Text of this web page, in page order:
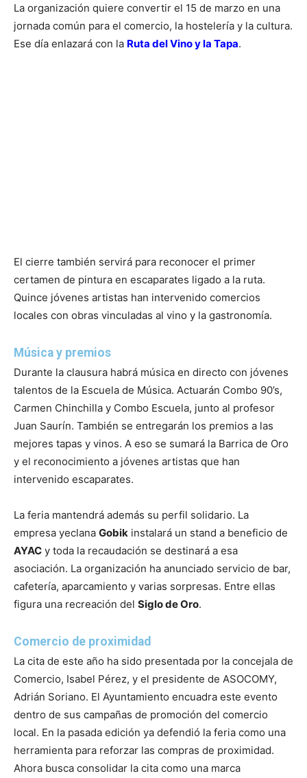
La organización quiere convertir el 15 de marzo en una
jornada común para el comercio, la hostelería y la cultura.
Ese día enlazará con la Ruta del Vino y la Tapa.
El cierre también servirá para reconocer el primer
certamen de pintura en escaparates ligado a la ruta.
Quince jóvenes artistas han intervenido comercios
locales con obras vinculadas al vino y la gastronomía.
Música y premios
Durante la clausura habrá música en directo con jóvenes
talentos de la Escuela de Música. Actuarán Combo 90’s,
Carmen Chinchilla y Combo Escuela, junto al profesor
Juan Saurín. También se entregarán los premios a las
mejores tapas y vinos. A eso se sumará la Barrica de Oro
y el reconocimiento a jóvenes artistas que han
intervenido escaparates.
La feria mantendrá además su perfil solidario. La
empresa yeclana Gobik instalará un stand a beneficio de
AYAC y toda la recaudación se destinará a esa
asociación. La organización ha anunciado servicio de bar,
cafetería, aparcamiento y varias sorpresas. Entre ellas
figura una recreación del Siglo de Oro.
Comercio de proximidad
La cita de este año ha sido presentada por la concejala de
Comercio, Isabel Pérez, y el presidente de ASOCOMY,
Adrián Soriano. El Ayuntamiento encuadra este evento
dentro de sus campañas de promoción del comercio
local. En la pasada edición ya defendió la feria como una
herramienta para reforzar las compras de proximidad.
Ahora busca consolidar la cita como una marca